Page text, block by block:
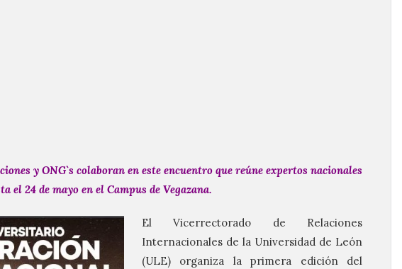
y ONG`s colaboran en este encuentro que reúne expertos nacionales
el 24 de mayo en el Campus de Vegazana.
El Vicerrectorado de Relaciones
Internacionales de la Universidad de León
(ULE) organiza la primera edición del